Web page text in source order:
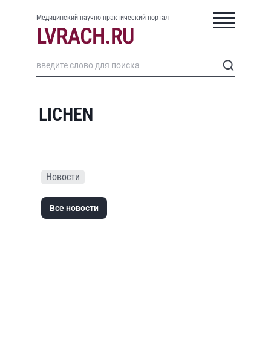
Медицинский научно-практический портал
LICHEN
Новости
Все новости